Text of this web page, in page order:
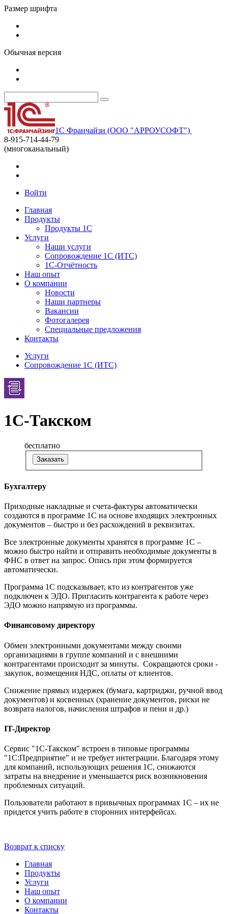
Размер шрифта
Обычная версия
1С Франчайзи (ООО "АРРОУСОФТ")
8-915-714-44-79
(многоканальный)
Войти
Главная
Продукты
Продукты 1С
Услуги
Наши услуги
Сопровождение 1С (ИТС)
1С-Отчётность
Наш опыт
О компании
Новости
Наши партнеры
Вакансии
Фотогалерея
Специальные предложения
Контакты
Услуги
Сопровождение 1С (ИТС)
1С-Такском
бесплатно
Заказать
Бухгалтеру
Приходные накладные и счета-фактуры автоматически
создаются в программе 1С на основе входящих электронных
документов – быстро и без расхождений в реквизитах.
Все электронные документы хранятся в программе 1С –
можно быстро найти и отправить необходимые документы в
ФНС в ответ на запрос. Опись при этом формируется
автоматически.
Программа 1С подсказывает, кто из контрагентов уже
подключен к ЭДО. Пригласить контрагента к работе через
ЭДО можно напрямую из программы.
Финансовому директору
Обмен электронными документами между своими
организациями в группе компаний и с внешними
контрагентами происходит за минуты. Сокращаются сроки -
закупок, возмещения НДС, оплаты от клиентов.
Снижение прямых издержек (бумага, картриджи, ручной ввод
документов) и косвенных (хранение документов, риски не
возврата налогов, начисления штрафов и пени и др.)
IT-Директор
Сервис "1С-Такском" встроен в типовые программы
"1С:Предприятие" и не требует интеграции. Благодаря этому
для компаний, использующих решения 1С, снижаются
затраты на внедрение и уменьшается риск возникновения
проблемных ситуаций.
Пользователи работают в привычных программах 1С – их не
придется учить работе в сторонних интерфейсах.
Возврат к списку
Главная
Продукты
Услуги
Наш опыт
О компании
Контакты